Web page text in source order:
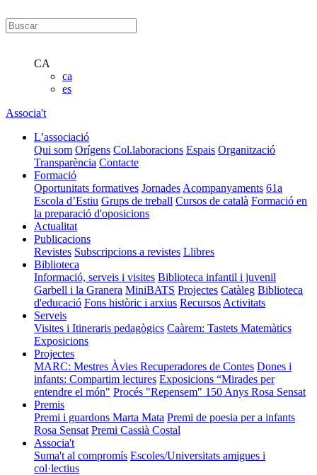
CA
ca
es
Associa't
L’associació
Qui som Orígens Col.laboracions Espais Organització
Transparència Contacte
Formació
Oportunitats formatives Jornades Acompanyaments 61a
Escola d’Estiu Grups de treball Cursos de català Formació en
la preparació d'oposicions
Actualitat
Publicacions
Revistes Subscripcions a revistes Llibres
Biblioteca
Informació, serveis i visites Biblioteca infantil i juvenil
Garbell i la Granera MiniBATS Projectes Catàleg Biblioteca
d'educació Fons històric i arxius Recursos Activitats
Serveis
Visites i Itineraris pedagògics Caàrem: Tastets Matemàtics
Exposicions
Projectes
MARC: Mestres Àvies Recuperadores de Contes Dones i
infants: Compartim lectures Exposicions “Mirades per
entendre el món" Procés "Repensem" 150 Anys Rosa Sensat
Premis
Premi i guardons Marta Mata Premi de poesia per a infants
Rosa Sensat Premi Cassià Costal
Associa't
Suma't al compromís Escoles/Universitats amigues i
col·lectius